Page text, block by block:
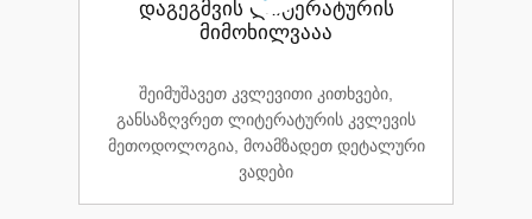
დაგეგმვის ლიტერატურის
მიმოხილვააა
შეიმუშავეთ კვლევითი კითხვები,
განსაზღვრეთ ლიტერატურის კვლევის
მეთოდოლოგია, მოამზადეთ დეტალური
ვადები